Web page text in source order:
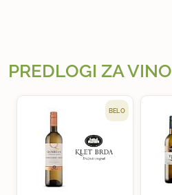
PREDLOGI ZA VINO
BELO